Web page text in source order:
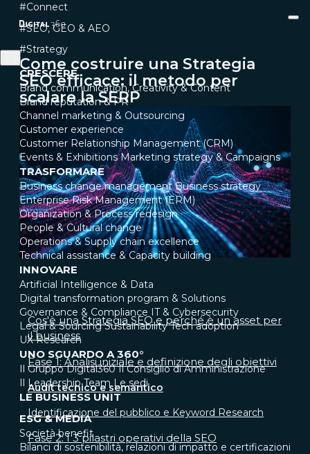
CRESCERE
Brand communication, Creativity & Content
Brand reputation & PR
Channel marketing & Outsourcing
Customer experience
Customer Relationship Management (CRM)
Events & Exhibitions Marketing strategy & Campaigns
TRASFORMARE
Business change management Business strategy
Enterprise Risk Management (ERM)
Organization & Process redesign
People & Cultural change
Operations & Supply chain excellence
Technical assistance & Capacity building
INNOVARE
Artificial Intelligence & Data
Digital transformation program & Solutions
Governance & Compliance IT & Cybersecurity
Legal & Sourcing Sustainability Tech adoption
UX Research
UNO SGUARDO A 360°
Il Gruppo Digital360 Il Consiglio di Amministrazione
Il Leadership Team Le sedi
LE BUSINESS UNIT
ESG & MEDIA
Società benefit
Bilanci di sostenibilità, relazioni di impatto e certificazioni
#Connect
#SEO, GEO & AEO
#Strategy
Come costruire una Strategia
SEO efficace: il metodo per
scalare la SERP
Cos'è una Strategia SEO e perché è un asset per
il business
Fase 1: Analisi iniziale e definizione degli obiettivi
Audit tecnico e semantico
Identificazione del pubblico e Keyword Research
Fase 2: I 3 pilastri operativi della SEO